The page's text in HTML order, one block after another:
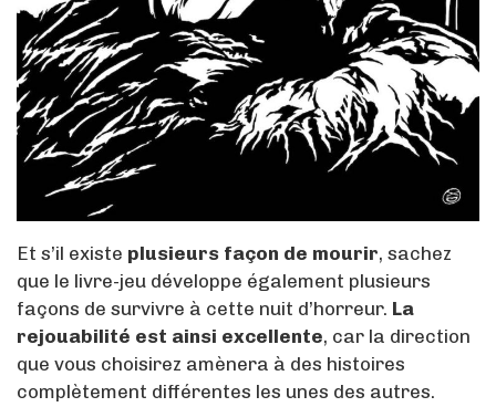
Et s’il existe plusieurs façon de mourir, sachez
que le livre-jeu développe également plusieurs
façons de survivre à cette nuit d’horreur. La
rejouabilité est ainsi excellente, car la direction
que vous choisirez amènera à des histoires
complètement différentes les unes des autres.